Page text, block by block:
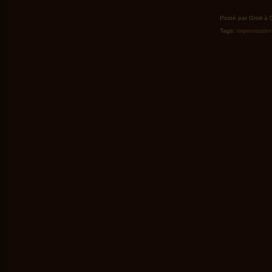
Posté par Grisli à
Tags: improvisation